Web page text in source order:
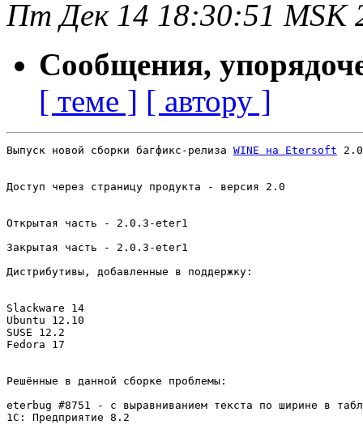
Пт Дек 14 18:30:51 MSK
Сообщения,
[ теме ] [ автору ]
Выпуск новой сборки багфикс-релиза WINE на Etersoft
Доступ через страницу продукта - версия 2.0
Открытая часть - 2.0.3-eter1
Закрытая часть - 2.0.3-eter1
Дистрибутивы, добавленные в поддержку:
Slackware 14
Ubuntu 12.10
SUSE 12.2
Fedora 17
Решённые в данной сборке проблемы:
eterbug #8751 - с выравниванием текста по ширине в
1С: Предприятие 8.2